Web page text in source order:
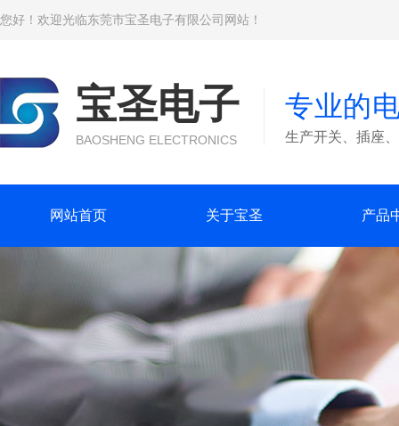
您好！欢迎光临东莞市宝圣电子有限公司网站！
宝圣电子
BAOSHENG ELECTRONICS
专业的
生产开关、插座
网站首页 关于宝圣 产品